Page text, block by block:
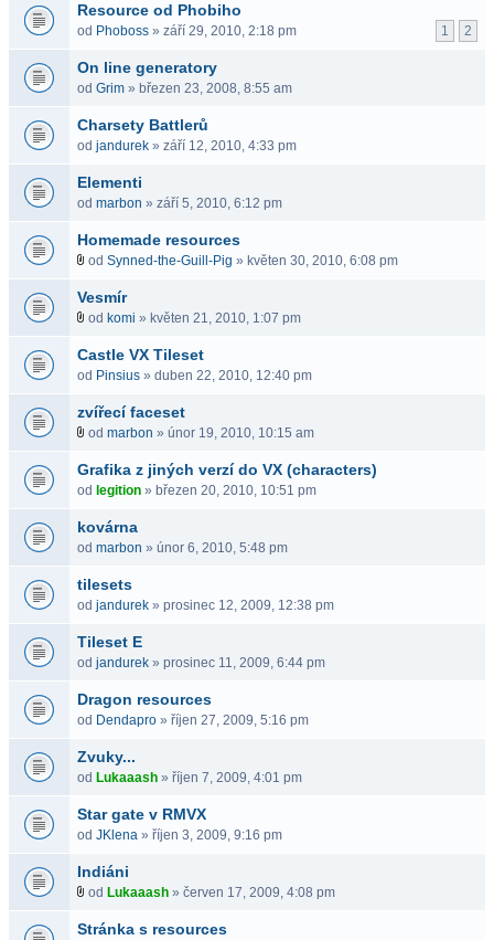
Resource od Phobiho
1 2
od Phoboss » září 29, 2010, 2:18 pm
On line generatory
od Grim » březen 23, 2008, 8:55 am
Charsety Battlerů
od jandurek » září 12, 2010, 4:33 pm
Elementi
od marbon » září 5, 2010, 6:12 pm
Homemade resources
od Synned-the-Guill-Pig » květen 30, 2010, 6:08 pm
Vesmír
od komi » květen 21, 2010, 1:07 pm
Castle VX Tileset
od Pinsius » duben 22, 2010, 12:40 pm
zvířecí faceset
od marbon » únor 19, 2010, 10:15 am
Grafika z jiných verzí do VX (characters)
od legition » březen 20, 2010, 10:51 pm
kovárna
od marbon » únor 6, 2010, 5:48 pm
tilesets
od jandurek » prosinec 12, 2009, 12:38 pm
Tileset E
od jandurek » prosinec 11, 2009, 6:44 pm
Dragon resources
od Dendapro » říjen 27, 2009, 5:16 pm
Zvuky...
od Lukaaash » říjen 7, 2009, 4:01 pm
Star gate v RMVX
od JKlena » říjen 3, 2009, 9:16 pm
Indiáni
od Lukaaash » červen 17, 2009, 4:08 pm
Stránka s resources